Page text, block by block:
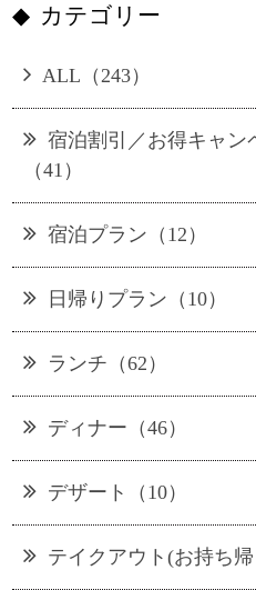
カテゴリー
ALL（243）
宿泊割引／お得キャン
（41）
宿泊プラン（12）
日帰りプラン（10）
ランチ（62）
ディナー（46）
デザート（10）
テイクアウト(お持ち帰